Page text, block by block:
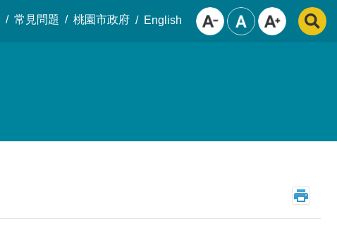
常見問題 桃園市政府 English